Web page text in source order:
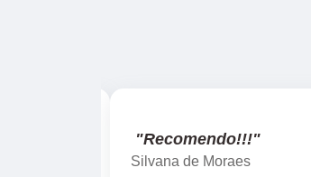
"Recomendo!!!"
Silvana de Moraes